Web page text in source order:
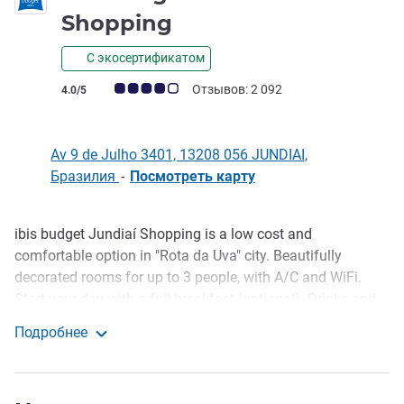
Shopping
С экосертификатом
Примечание: отзывы клиентов (Рейтинг ALL)
4.0/5 Отзывов: 2 092
Av 9 de Julho 3401, 13208 056 JUNDIAI,
Бразилия - Посмотреть карту
Описание
ibis budget Jundiaí Shopping is a low cost and
comfortable option in "Rota da Uva" city. Beautifully
decorated rooms for up to 3 people, with A/C and WiFi.
Reception. Parking and laundry facilities also available. We
Enjoy the comfort of a hotel next to Hopi Hari - just 15
Подробнее